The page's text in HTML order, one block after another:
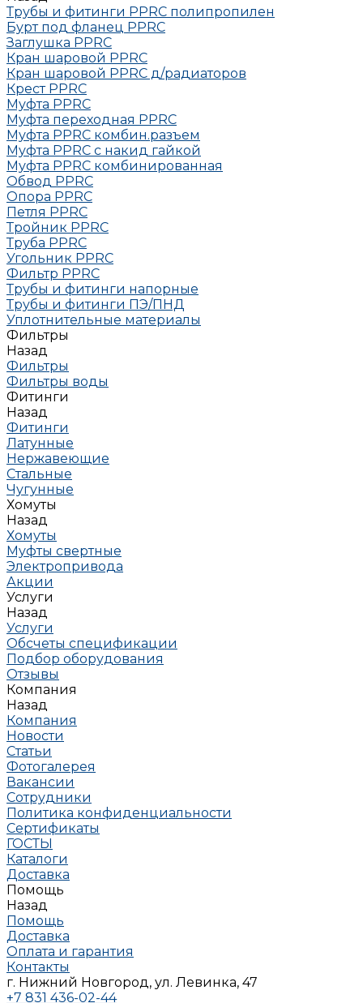
Трубы и фитинги PPRC полипропилен
Бурт под фланец РРRC
Заглушка РРRC
Кран шаровой PPRC
Кран шаровой PPRC д/радиаторов
Крест PPRC
Муфта PPRC
Муфта переходная PPRC
Муфта РРRC комбин.разъем
Муфта PPRC с накид гайкой
Муфта РРRC комбинированная
Обвод РРRC
Опора РРRC
Петля РРRC
Тройник РРRC
Труба РРRC
Угольник РРRC
Фильтр PPRC
Трубы и фитинги напорные
Трубы и фитинги ПЭ/ПНД
Уплотнительные материалы
Фильтры
Назад
Фильтры
Фильтры воды
Фитинги
Назад
Фитинги
Латунные
Нержавеющие
Стальные
Чугунные
Хомуты
Назад
Хомуты
Муфты свертные
Электропривода
Акции
Услуги
Назад
Услуги
Обсчеты спецификации
Подбор оборудования
Отзывы
Компания
Назад
Компания
Новости
Статьи
Фотогалерея
Вакансии
Сотрудники
Политика конфиденциальности
Сертификаты
ГОСТЫ
Каталоги
Доставка
Помощь
Назад
Помощь
Доставка
Оплата и гарантия
Контакты
г. Нижний Новгород, ул. Левинка, 47
+7 831 436-02-44